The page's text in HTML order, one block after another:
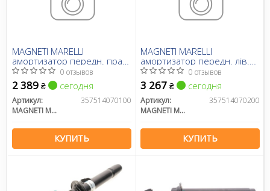
MAGNETI MARELLI
амортизатор передн. прав.
BMW X1
0 отзывов
2 389 ₴ сегодня
Артикул:
357514070100
MAGNETI MARELLI
КУПИТЬ
MAGNETI MARELLI
амортизатор передн. лів.
BMW X1
0 отзывов
3 267 ₴ сегодня
Артикул:
357514070200
MAGNETI MARELLI
КУПИТЬ